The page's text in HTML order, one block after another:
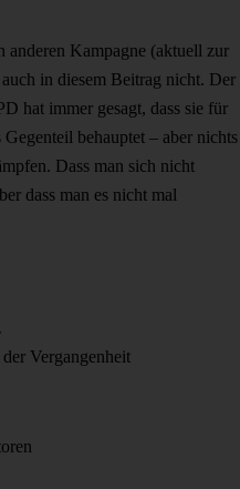
Kampagne (aktuell zur
in diesem Beitrag nicht. Der
hat immer gesagt, dass sie für
behauptet – aber nichts
Dass man sich nicht
dass man es nicht mal
Vergangenheit